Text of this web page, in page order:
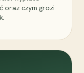
oraz czym grozi